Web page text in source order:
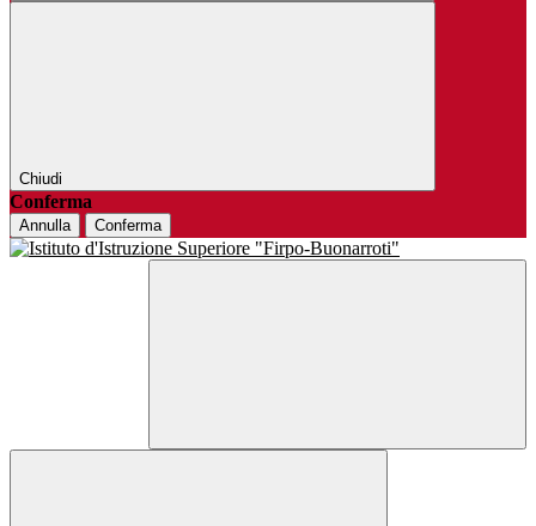
Chiudi
Conferma
Annulla Conferma